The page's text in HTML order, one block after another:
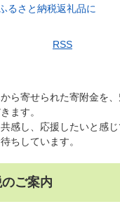
るさと納税返礼品に
RSS
ら寄せられた寄附金を
ます。
感し、応援したいと感
ちしています。
ご案内